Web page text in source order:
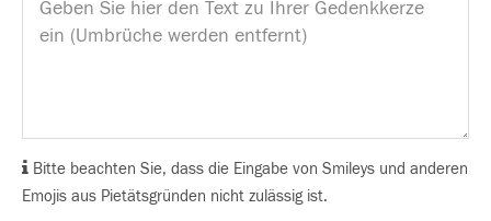
Bitte beachten Sie, dass die Eingabe von Smileys und anderen
Emojis aus Pietätsgründen nicht zulässig ist.